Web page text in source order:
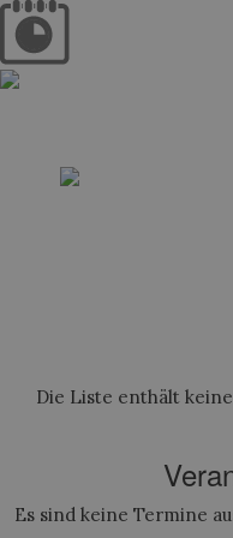
Die Liste enthält
Es sind keine Termine